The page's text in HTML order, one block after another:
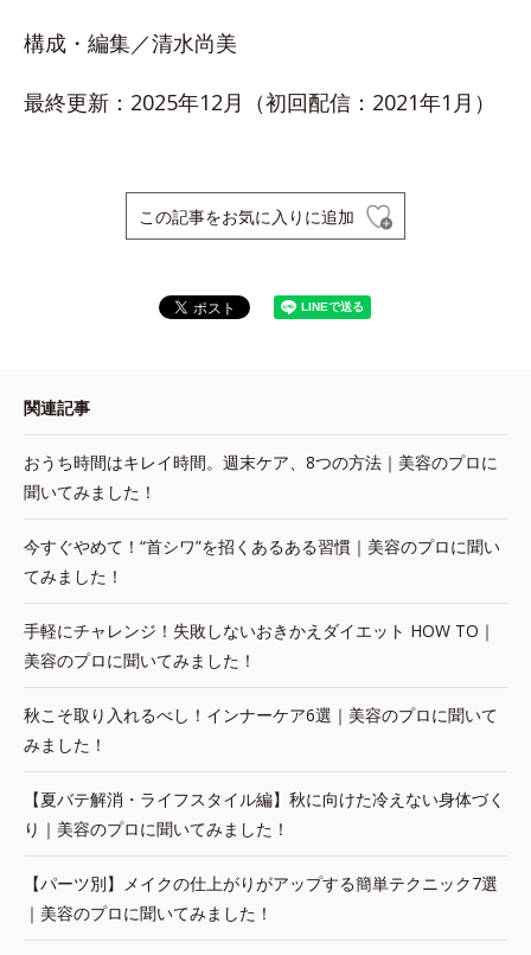
構成・編集／清水尚美
最終更新：2025年12月（初回配信：2021年1月）
この記事をお気に入りに追加
関連記事
おうち時間はキレイ時間。週末ケア、8つの方法｜美容のプロに
聞いてみました！
今すぐやめて！“首シワ”を招くあるある習慣｜美容のプロに聞い
てみました！
手軽にチャレンジ！失敗しないおきかえダイエット HOW TO｜
美容のプロに聞いてみました！
秋こそ取り入れるべし！インナーケア6選｜美容のプロに聞いて
みました！
【夏バテ解消・ライフスタイル編】秋に向けた冷えない身体づく
り｜美容のプロに聞いてみました！
【パーツ別】メイクの仕上がりがアップする簡単テクニック7選
｜美容のプロに聞いてみました！